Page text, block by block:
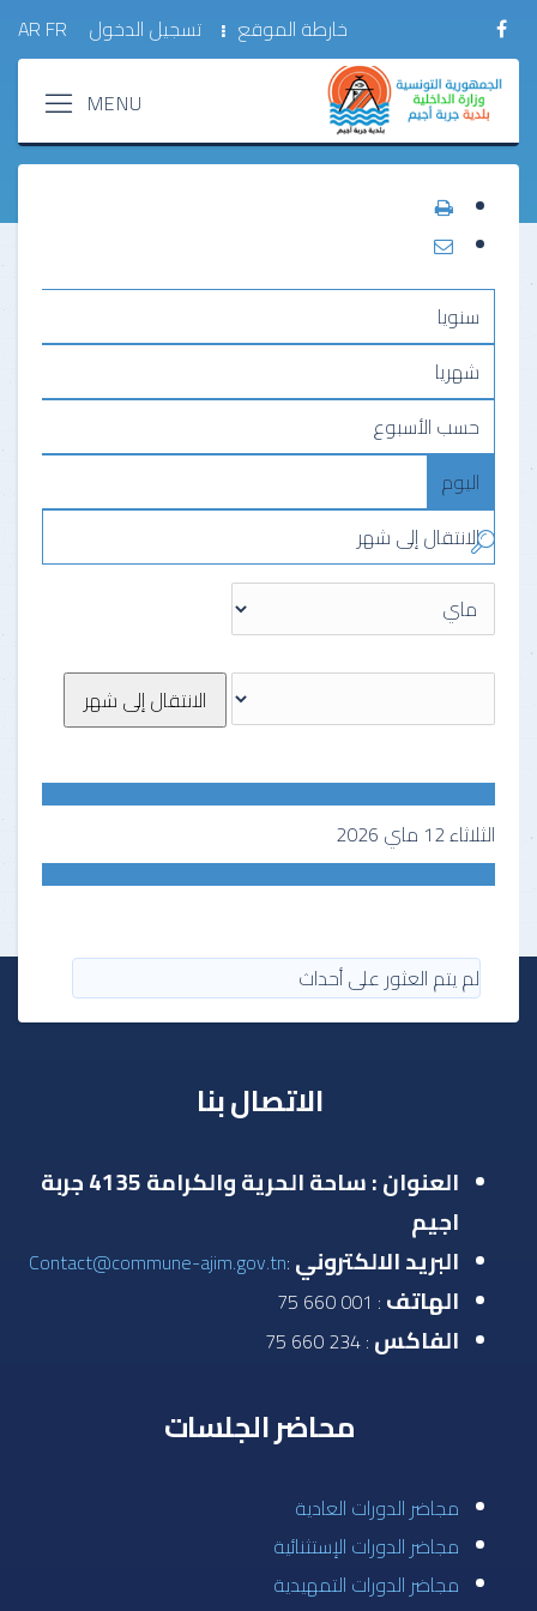
FR
AR خارطة الموقع تسجيل الدخول
سنويا
شهريا
حسب الأسبوع
اليوم
الانتقال إلى شهر
الانتقال إلى شهر
الثلاثاء 12 ماي 2026
لم يتم العثور على أحداث
الاتصال بنا
العنوان : ساحة الحرية والكرامة 4135 جربة
اجيم
البريد الالكتروني :
Contact@commune-ajim.gov.tn
الهاتف : 001 660 75
الفاكس : 234 660 75
محاضر الجلسات
مجاضر الدورات العادية
مجاضر الدورات الإستثنائية
مجاضر الدورات التمهيدية